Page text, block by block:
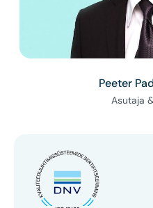
Peeter
Asutaja